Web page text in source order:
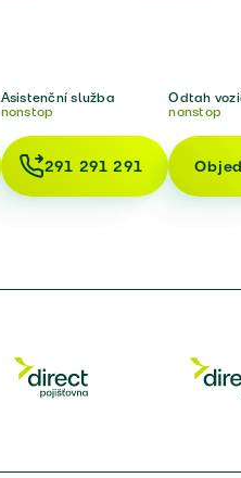
Asistenční služba
nonstop
291 291 291
Odtah
nonstop